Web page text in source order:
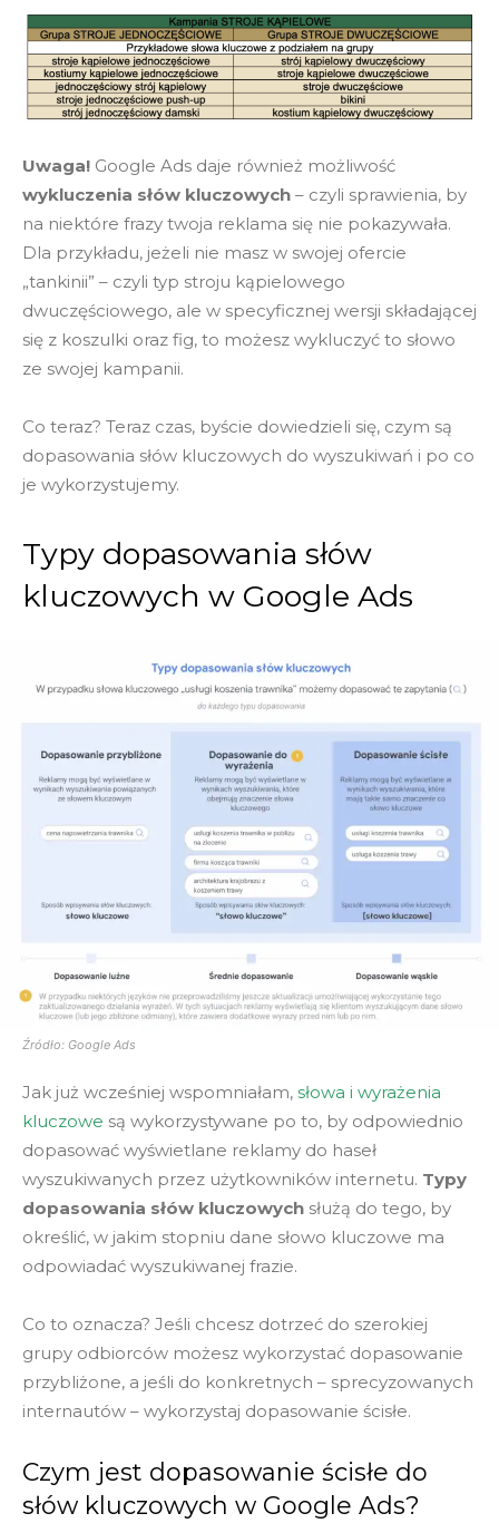
Uwaga! Google Ads daje również możliwość
wykluczenia słów kluczowych – czyli sprawienia, by
na niektóre frazy twoja reklama się nie pokazywała.
Dla przykładu, jeżeli nie masz w swojej ofercie
„tankinii” – czyli typ stroju kąpielowego
dwuczęściowego, ale w specyficznej wersji składającej
się z koszulki oraz fig, to możesz wykluczyć to słowo
ze swojej kampanii.
Co teraz? Teraz czas, byście dowiedzieli się, czym są
dopasowania słów kluczowych do wyszukiwań i po co
je wykorzystujemy.
Typy dopasowania słów
kluczowych w Google Ads
Źródło: Google Ads
Jak już wcześniej wspomniałam, słowa i wyrażenia
kluczowe są wykorzystywane po to, by odpowiednio
dopasować wyświetlane reklamy do haseł
wyszukiwanych przez użytkowników internetu. Typy
dopasowania słów kluczowych służą do tego, by
określić, w jakim stopniu dane słowo kluczowe ma
odpowiadać wyszukiwanej frazie.
Co to oznacza? Jeśli chcesz dotrzeć do szerokiej
grupy odbiorców możesz wykorzystać dopasowanie
przybliżone, a jeśli do konkretnych – sprecyzowanych
internautów – wykorzystaj dopasowanie ścisłe.
Czym jest dopasowanie ścisłe do
słów kluczowych w Google Ads?